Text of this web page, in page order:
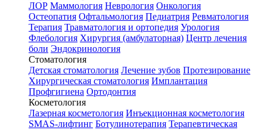
ЛОР Маммология Неврология Онкология
Остеопатия Офтальмология Педиатрия Ревматология
Терапия Травматология и ортопедия Урология
Флебология Хирургия (амбулаторная) Центр лечения
боли Эндокринология
Стоматология
Детская стоматология Лечение зубов Протезирование
Хирургическая стоматология Имплантация
Профгигиена Ортодонтия
Косметология
Лазерная косметология Инъекционная косметология
SMAS-лифтинг Ботулинотерапия Терапевтическая